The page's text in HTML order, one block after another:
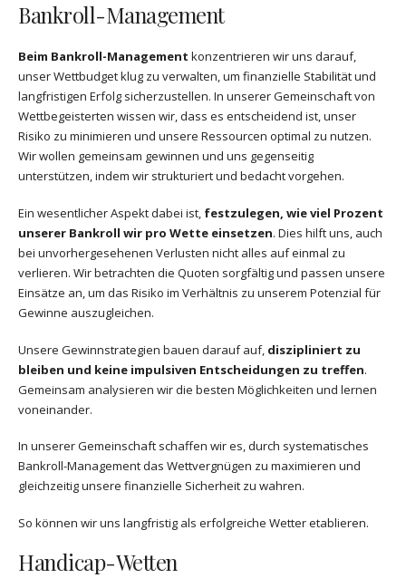
Bankroll-Management
Beim Bankroll-Management konzentrieren wir uns darauf,
unser Wettbudget klug zu verwalten, um finanzielle Stabilität und
langfristigen Erfolg sicherzustellen. In unserer Gemeinschaft von
Wettbegeisterten wissen wir, dass es entscheidend ist, unser
Risiko zu minimieren und unsere Ressourcen optimal zu nutzen.
Wir wollen gemeinsam gewinnen und uns gegenseitig
unterstützen, indem wir strukturiert und bedacht vorgehen.
Ein wesentlicher Aspekt dabei ist, festzulegen, wie viel Prozent
unserer Bankroll wir pro Wette einsetzen. Dies hilft uns, auch
bei unvorhergesehenen Verlusten nicht alles auf einmal zu
verlieren. Wir betrachten die Quoten sorgfältig und passen unsere
Einsätze an, um das Risiko im Verhältnis zu unserem Potenzial für
Gewinne auszugleichen.
Unsere Gewinnstrategien bauen darauf auf, diszipliniert zu
bleiben und keine impulsiven Entscheidungen zu treffen.
Gemeinsam analysieren wir die besten Möglichkeiten und lernen
voneinander.
In unserer Gemeinschaft schaffen wir es, durch systematisches
Bankroll-Management das Wettvergnügen zu maximieren und
gleichzeitig unsere finanzielle Sicherheit zu wahren.
So können wir uns langfristig als erfolgreiche Wetter etablieren.
Handicap-Wetten